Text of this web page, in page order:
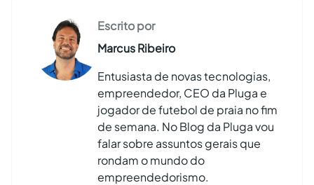
Escrito por
Marcus Ribeiro
Entusiasta de novas tecnologias,
empreendedor, CEO da Pluga e
jogador de futebol de praia no fim
de semana. No Blog da Pluga vou
falar sobre assuntos gerais que
rondam o mundo do
empreendedorismo.